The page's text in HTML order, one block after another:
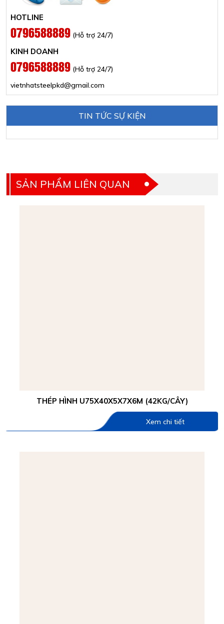
HOTLINE
0796588889 (Hỗ trợ 24/7)
KINH DOANH
0796588889 (Hỗ trợ 24/7)
vietnhatsteelpkd@gmail.com
TIN TỨC SỰ KIỆN
SẢN PHẨM LIÊN QUAN
THÉP HÌNH U75X40X5X7X6M (42KG/CÂY)
Xem chi tiết